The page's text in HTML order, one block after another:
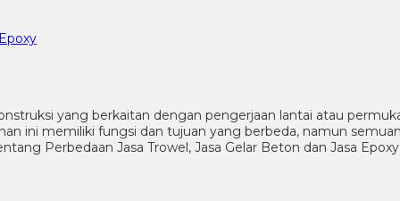
yang berkaitan dengan pengerjaan lantai atau
ini memiliki fungsi dan tujuan yang berbeda, namun
Perbedaan Jasa Trowel, Jasa Gelar Beton dan Jasa